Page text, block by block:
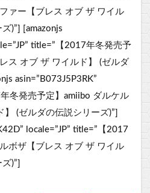
ァー【ブレス オブ ザ ワイル
)”] [amazonjs
title=”【2017年冬発売予
ス オブ ザ ワイルド】 (ゼルダ
asin=”B073J5P3RK”
冬発売予定】amiibo ダルケル
】 (ゼルダの伝説シリーズ)”]
locale=”JP” title=”【2017
ボザ【ブレス オブ ザ ワイル
)”]